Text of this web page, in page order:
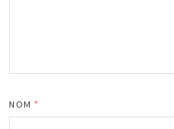
NOM *